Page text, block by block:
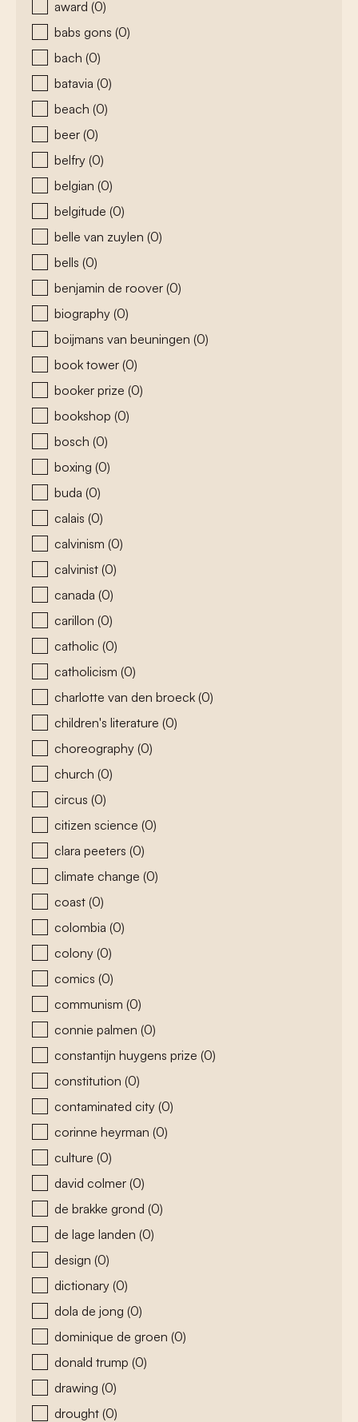
award (0)
babs gons (0)
bach (0)
batavia (0)
beach (0)
beer (0)
belfry (0)
belgian (0)
belgitude (0)
belle van zuylen (0)
bells (0)
benjamin de roover (0)
biography (0)
boijmans van beuningen (0)
book tower (0)
booker prize (0)
bookshop (0)
bosch (0)
boxing (0)
buda (0)
calais (0)
calvinism (0)
calvinist (0)
canada (0)
carillon (0)
catholic (0)
catholicism (0)
charlotte van den broeck (0)
children's literature (0)
choreography (0)
church (0)
circus (0)
citizen science (0)
clara peeters (0)
climate change (0)
coast (0)
colombia (0)
colony (0)
comics (0)
communism (0)
connie palmen (0)
constantijn huygens prize (0)
constitution (0)
contaminated city (0)
corinne heyrman (0)
culture (0)
david colmer (0)
de brakke grond (0)
de lage landen (0)
design (0)
dictionary (0)
dola de jong (0)
dominique de groen (0)
donald trump (0)
drawing (0)
drought (0)